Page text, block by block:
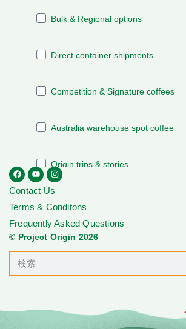
Contact Us
Terms & Conditons
Frequently Asked Questions
© Project Origin 2026